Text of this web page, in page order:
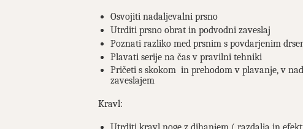
Osvojiti nadaljevalni prsno
Utrditi prsno obrat in podvodni zaveslaj
Poznati razliko med prsnim s povdarjenim
Plavati serije na čas v pravilni tehniki
Pričeti s skokom in prehodom v plavanje, v
zaveslajem
Kravl: